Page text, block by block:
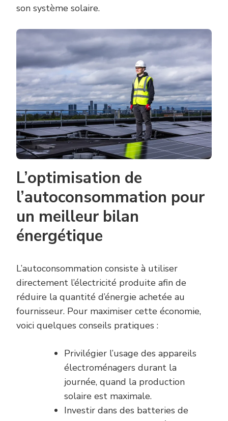
son système solaire.
L’optimisation de
l’autoconsommation pour
un meilleur bilan
énergétique
L’autoconsommation consiste à utiliser
directement l’électricité produite afin de
réduire la quantité d’énergie achetée au
fournisseur. Pour maximiser cette économie,
voici quelques conseils pratiques :
Privilégier l’usage des appareils
électroménagers durant la
journée, quand la production
solaire est maximale.
Investir dans des batteries de